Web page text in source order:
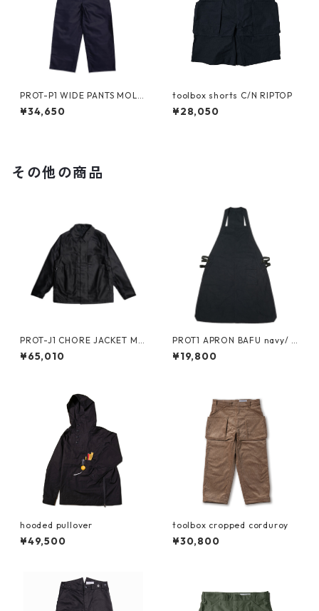
PROT-P1 WIDE PANTS MOLE
SKIN -navy-
¥34,650
toolbox shorts C/N RIPTOP
¥28,050
その他の商品
PROT-J1 CHORE JACKET MO
LESKIN -black-
¥65,010
PROT1 APRON BAFU navy/ n
avy/ black
¥19,800
hooded pullover
¥49,500
toolbox cropped corduroy
¥30,800